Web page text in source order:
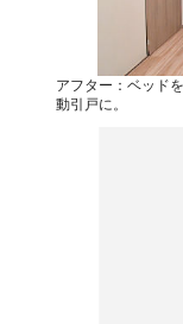
アフター：ベッド
動引戸に。